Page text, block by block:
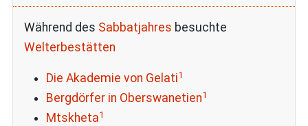
Während des Sabbatjahres besuchte
Welterbestätten
Die Akademie von Gelati1
Bergdörfer in Oberswanetien1
Mtskheta1